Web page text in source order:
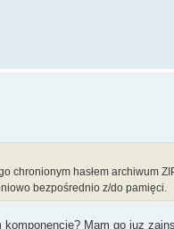
chronionym hasłem archiwum
bezpośrednio z/do pamięci.
Mam go juz